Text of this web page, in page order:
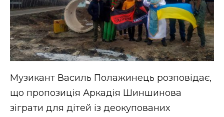
Музикант Василь Полажинець розповідає,
що пропозиція Аркадія Шиншинова
зіграти для дітей із деокупованих